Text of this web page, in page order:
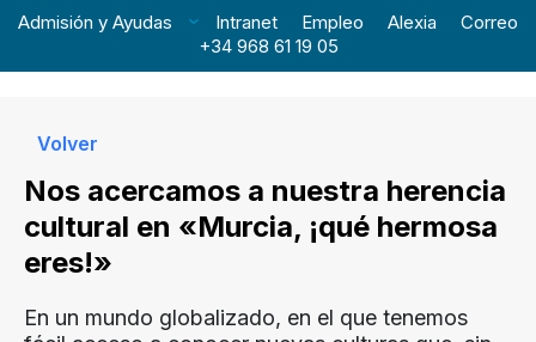
Admisión y Ayudas Intranet Empleo Alexia
Correo
+34 968 61 19 05
Volver
Nos acercamos a nuestra herencia
cultural en «Murcia, ¡qué hermosa
eres!»
En un mundo globalizado, en el que tenemos